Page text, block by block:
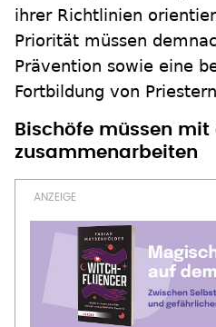
ihrer Richtlinien
Priorität müssen
Prävention sowie eine
Fortbildung von
Bischöfe müssen mit
zusammenarbeiten